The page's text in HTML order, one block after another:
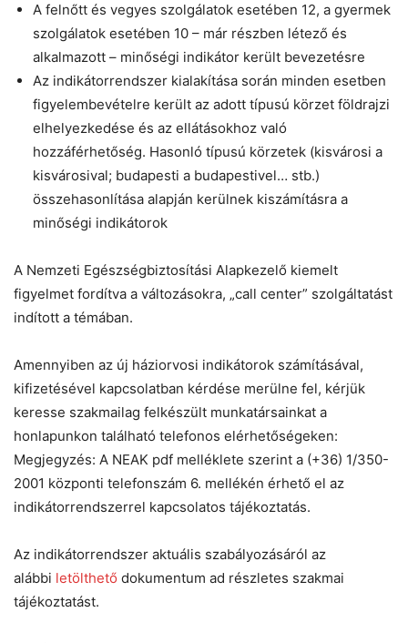
A felnőtt és vegyes szolgálatok esetében 12, a gyermek
szolgálatok esetében 10 – már részben létező és
alkalmazott – minőségi indikátor került bevezetésre
Az indikátorrendszer kialakítása során minden esetben
figyelembevételre került az adott típusú körzet földrajzi
elhelyezkedése és az ellátásokhoz való
hozzáférhetőség. Hasonló típusú körzetek (kisvárosi a
kisvárosival; budapesti a budapestivel… stb.)
összehasonlítása alapján kerülnek kiszámításra a
minőségi indikátorok
A Nemzeti Egészségbiztosítási Alapkezelő kiemelt
figyelmet fordítva a változásokra, „call center” szolgáltatást
indított a témában.
Amennyiben az új háziorvosi indikátorok számításával,
kifizetésével kapcsolatban kérdése merülne fel, kérjük
keresse szakmailag felkészült munkatársainkat a
honlapunkon található telefonos elérhetőségeken:
Megjegyzés: A NEAK pdf melléklete szerint a (+36) 1/350-
2001 központi telefonszám 6. mellékén érhető el az
indikátorrendszerrel kapcsolatos tájékoztatás.
Az indikátorrendszer aktuális szabályozásáról az
alábbi letölthető dokumentum ad részletes szakmai
tájékoztatást.